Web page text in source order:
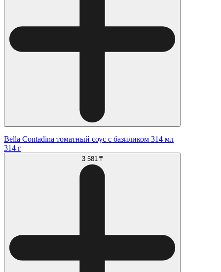
Bella Contadina томатный соус с базиликом 314 мл
314 г
3 581 ₸